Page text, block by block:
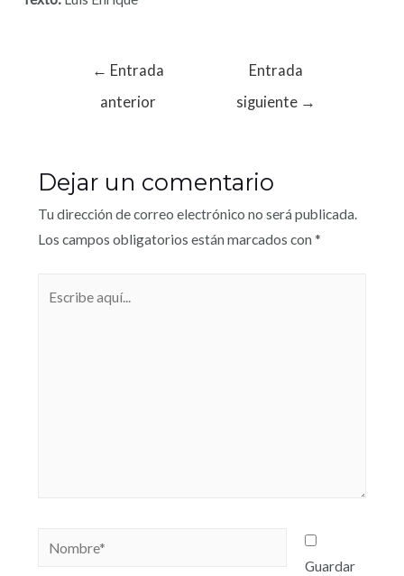
← Entrada
anterior
Entrada
siguiente →
Dejar un comentario
Tu dirección de correo electrónico no será publicada.
Los campos obligatorios están marcados con *
Guardar